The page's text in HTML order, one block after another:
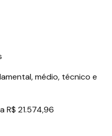
médio, técnico e
R$ 21.574,96